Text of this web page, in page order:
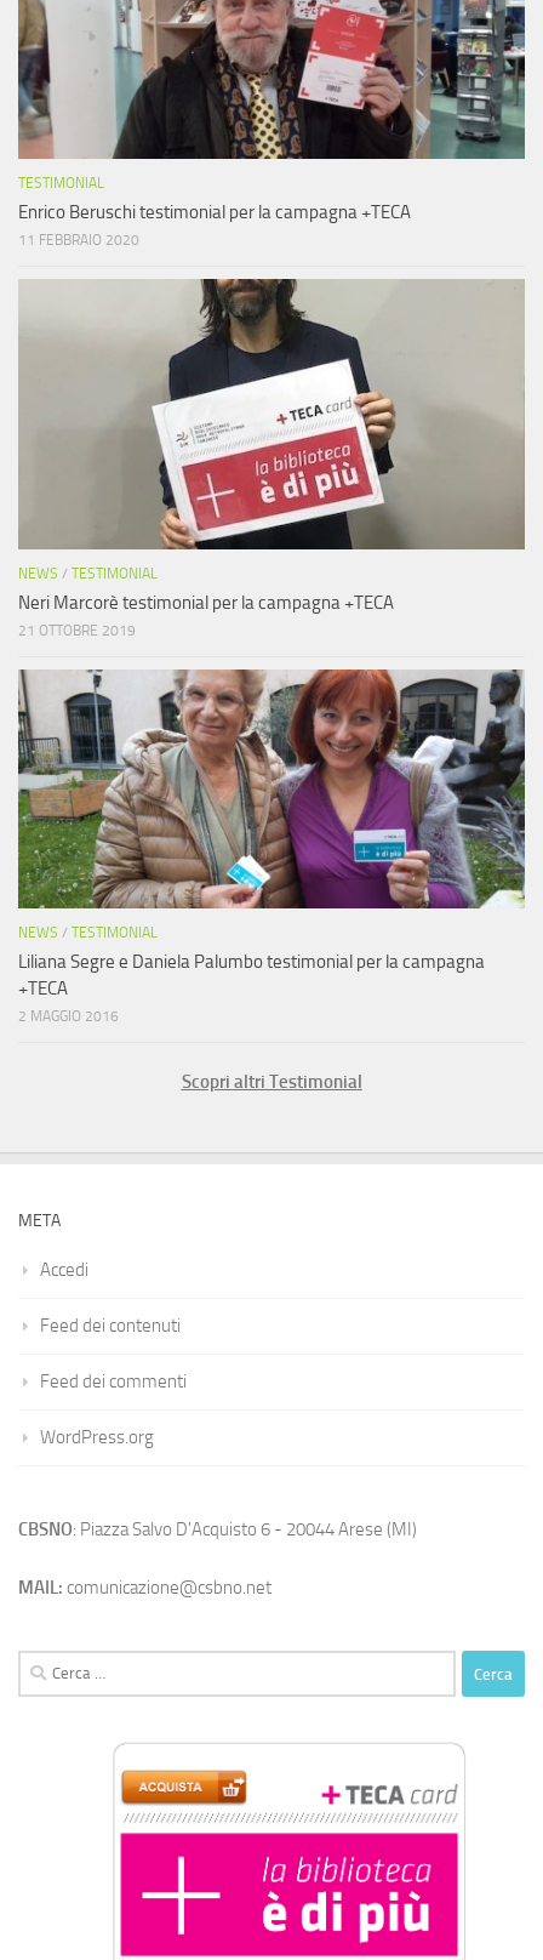
TESTIMONIAL
Enrico Beruschi testimonial per la campagna +TECA
11 FEBBRAIO 2020
NEWS / TESTIMONIAL
Neri Marcorè testimonial per la campagna +TECA
21 OTTOBRE 2019
NEWS / TESTIMONIAL
Liliana Segre e Daniela Palumbo testimonial per la campagna
+TECA
2 MAGGIO 2016
Scopri altri Testimonial
META
Accedi
Feed dei contenuti
Feed dei commenti
WordPress.org
CBSNO: Piazza Salvo D'Acquisto 6 - 20044 Arese (MI)
MAIL: comunicazione@csbno.net
Ricerca
per: